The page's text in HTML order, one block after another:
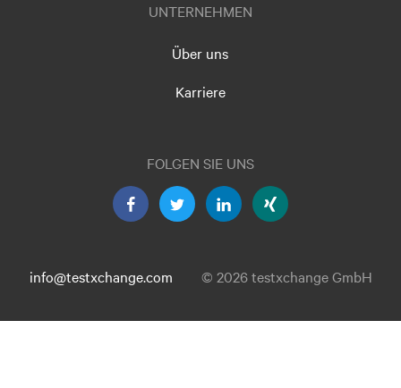
UNTERNEHMEN
Über uns
Karriere
FOLGEN SIE UNS
info@testxchange.com © 2026 testxchange GmbH